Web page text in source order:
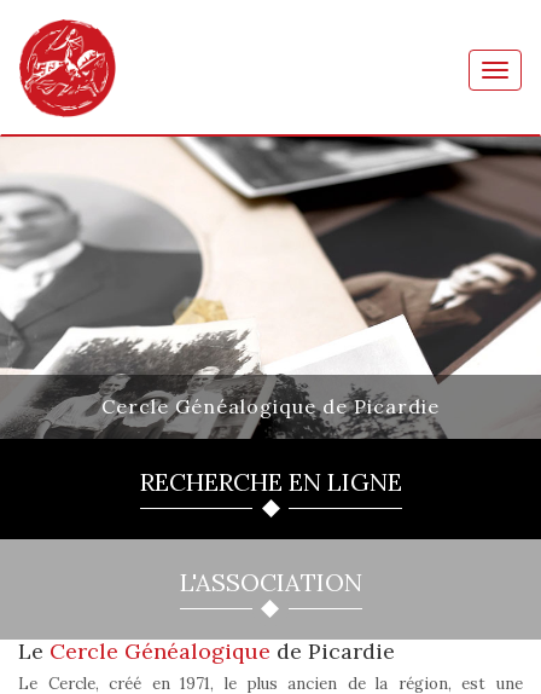
Cercle Généalogique de Picardie
RECHERCHE EN LIGNE
L'ASSOCIATION
Le Cercle Généalogique de Picardie
Le Cercle, créé en 1971, le plus ancien de la région, est une